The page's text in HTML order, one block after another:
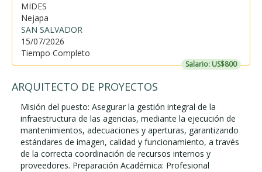
MIDES
Nejapa
SAN SALVADOR
15/07/2026
Tiempo Completo
Salario: US$800
ARQUITECTO DE PROYECTOS
Misión del puesto: Asegurar la gestión integral de la
infraestructura de las agencias, mediante la ejecución de
mantenimientos, adecuaciones y aperturas, garantizando
estándares de imagen, calidad y funcionamiento, a través
de la correcta coordinación de recursos internos y
proveedores. Preparación Académica: Profesional